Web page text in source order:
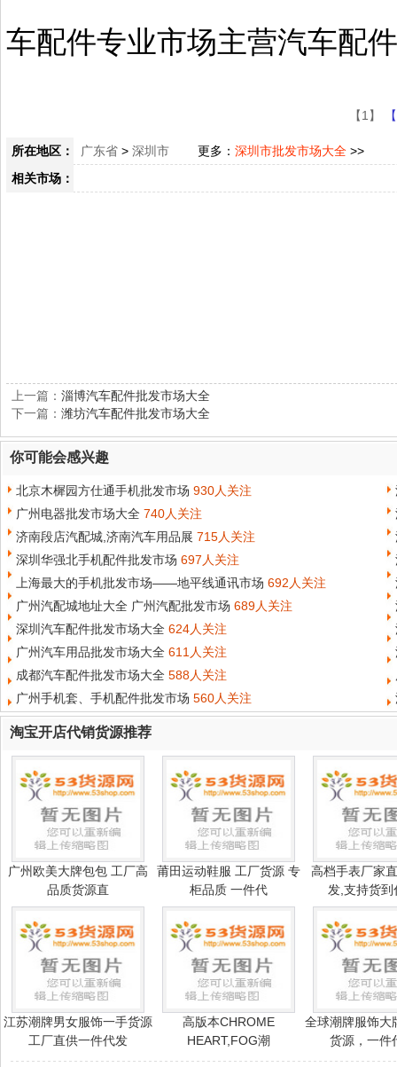
车配件专业市场主营汽车配件
【1】
所在地区： 广东省 > 深圳市 更多： 深圳市批发市场大全 >>
相关市场：
上一篇： 淄博汽车配件批发市场大全
下一篇： 潍坊汽车配件批发市场大全
你可能会感兴趣
北京木樨园方仕通手机批发市场 930人关注
广州电器批发市场大全 740人关注
济南段店汽配城,济南汽车用品展 715人关注
深圳华强北手机配件批发市场 697人关注
上海最大的手机批发市场——地平线通讯市场 692人关注
广州汽配城地址大全 广州汽配批发市场 689人关注
深圳汽车配件批发市场大全 624人关注
广州汽车用品批发市场大全 611人关注
成都汽车配件批发市场大全 588人关注
广州手机套、手机配件批发市场 560人关注
淘宝开店代销货源推荐
广州欧美大牌包包 工厂高
品质货源直
莆田运动鞋服 工厂货源 专
柜品质 一件代
高档手表厂家
发,支持货到
江苏潮牌男女服饰一手货源
工厂直供一件代发
高版本CHROME
HEART,FOG潮
全球潮牌服饰大
货源，一件